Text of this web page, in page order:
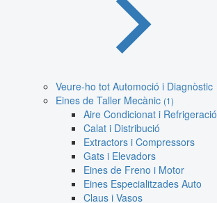
Veure-ho tot Automoció i Diagnòstic
Eines de Taller Mecànic (1)
Aire Condicionat i Refrigeració
Calat i Distribució
Extractors i Compressors
Gats i Elevadors
Eines de Freno i Motor
Eines Especialitzades Auto
Claus i Vasos